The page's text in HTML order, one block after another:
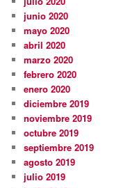
junio 2020
mayo 2020
abril 2020
marzo 2020
febrero 2020
enero 2020
diciembre 2019
noviembre 2019
octubre 2019
septiembre 2019
agosto 2019
julio 2019